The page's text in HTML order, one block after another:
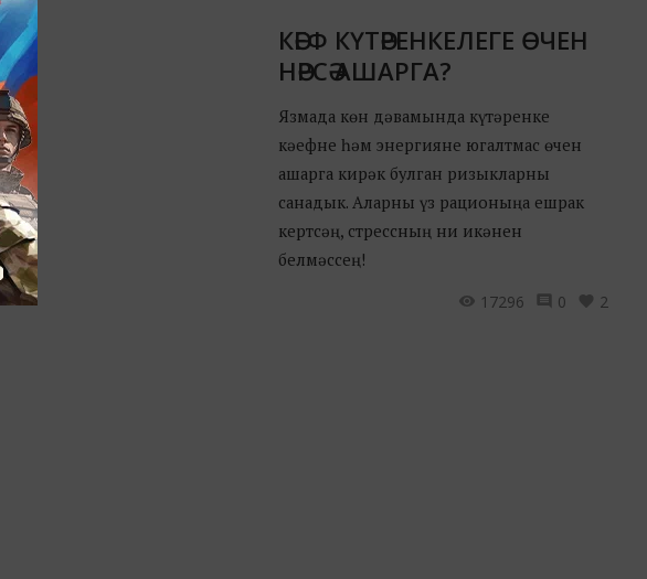
КӘЕФ КҮТӘРЕНКЕЛЕГЕ ӨЧЕН
НӘРСӘ АШАРГА?
Язмада көн дәвамында күтәренке
кәефне һәм энергияне югалтмас өчен
ашарга кирәк булган ризыкларны
санадык. Аларны үз рационыңа ешрак
кертсәң, стрессның ни икәнен
белмәссең!
17296
0 2